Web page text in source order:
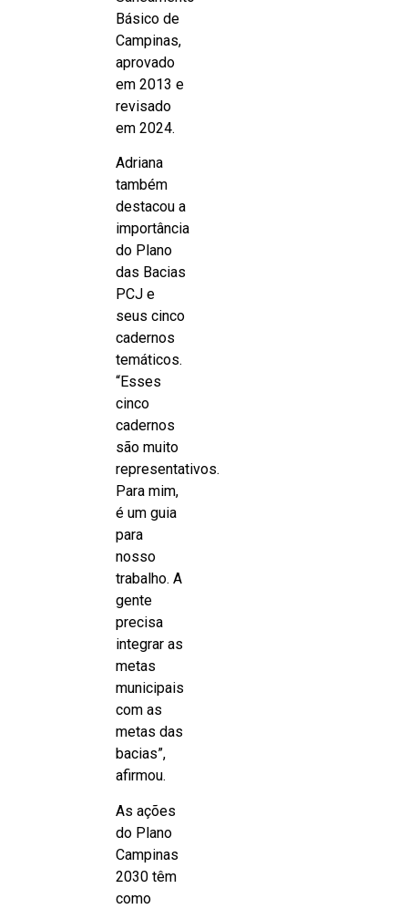
Básico de
Campinas,
aprovado
em 2013 e
revisado
em 2024.
Adriana
também
destacou a
importância
do Plano
das Bacias
PCJ e
seus cinco
cadernos
temáticos.
“Esses
cinco
cadernos
são muito
representativos.
Para mim,
é um guia
para
nosso
trabalho. A
gente
precisa
integrar as
metas
municipais
com as
metas das
bacias”,
afirmou.
As ações
do Plano
Campinas
2030 têm
como